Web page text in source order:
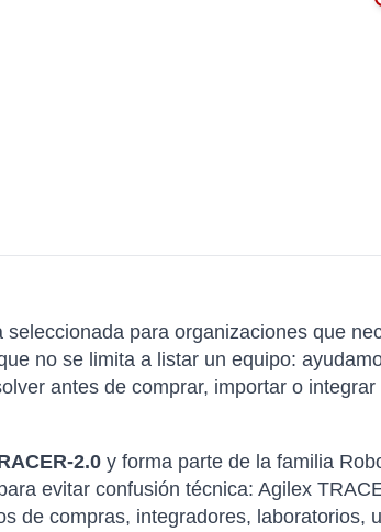
seleccionada para organizaciones que
no se limita a listar un equipo:
antes de comprar, importar o
2.0 y forma parte de la familia
evitar confusión técnica: Agilex
de compras, integradores, laboratorios,